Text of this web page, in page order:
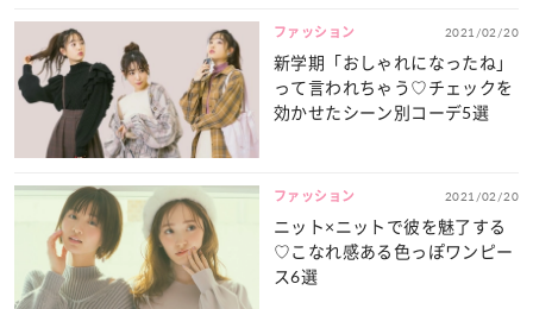
ファッション 2021/02/20
新学期「おしゃれになったね」
って言われちゃう♡チェックを
効かせたシーン別コーデ5選
ファッション 2021/02/20
ニット×ニットで彼を魅了する
♡こなれ感ある色っぽワンピー
ス6選